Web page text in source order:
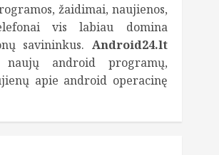
žaidimai, naujienos,
vis labiau domina
savininkus. Android24.lt
android programų,
apie android operacinę